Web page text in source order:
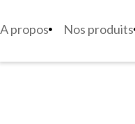
A propos Nos produits